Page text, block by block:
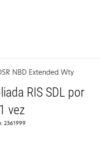
NBD Extended Wty
RIS SDL por
vez
2361999